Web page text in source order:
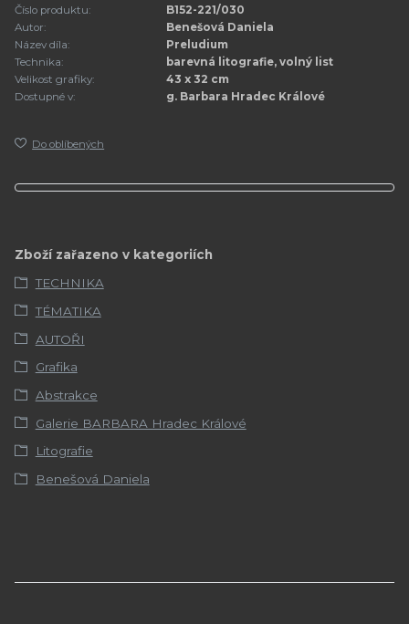
Číslo produktu:
B152-221/030
Autor:
Benešová Daniela
Název díla:
Preludium
Technika:
barevná litografie, volný list
Velikost grafiky:
43 x 32 cm
Dostupné v:
g. Barbara Hradec Králové
Do oblíbených
Zboží zařazeno v kategoriích
TECHNIKA
TÉMATIKA
AUTOŘI
Grafika
Abstrakce
Galerie BARBARA Hradec Králové
Litografie
Benešová Daniela